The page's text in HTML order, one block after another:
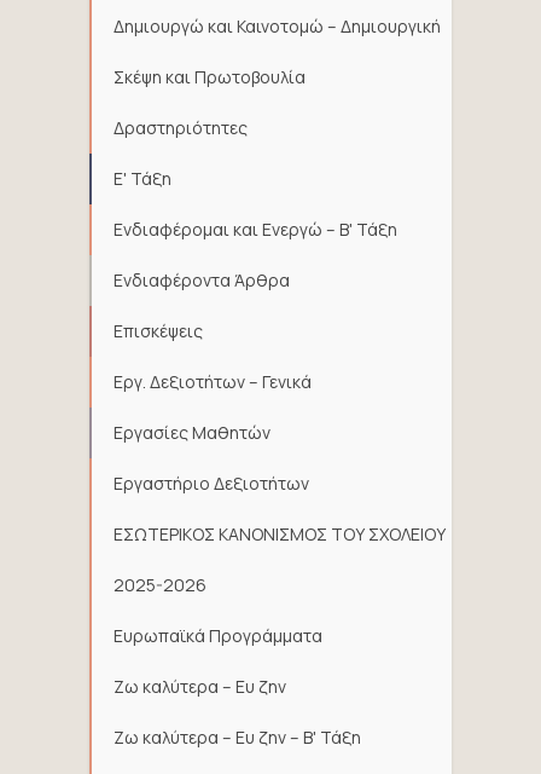
Δημιουργώ και Καινοτομώ – Δημιουργική
Σκέψη και Πρωτοβουλία
Δραστηριότητες
Ε' Τάξη
Ενδιαφέρομαι και Ενεργώ – Β' Τάξη
Ενδιαφέροντα Άρθρα
Επισκέψεις
Εργ. Δεξιοτήτων – Γενικά
Εργασίες Μαθητών
Εργαστήριο Δεξιοτήτων
ΕΣΩΤΕΡΙΚΟΣ ΚΑΝΟΝΙΣΜΟΣ ΤΟΥ ΣΧΟΛΕΙΟΥ
2025-2026
Ευρωπαϊκά Προγράμματα
Ζω καλύτερα – Ευ ζην
Ζω καλύτερα – Ευ ζην – Β' Τάξη